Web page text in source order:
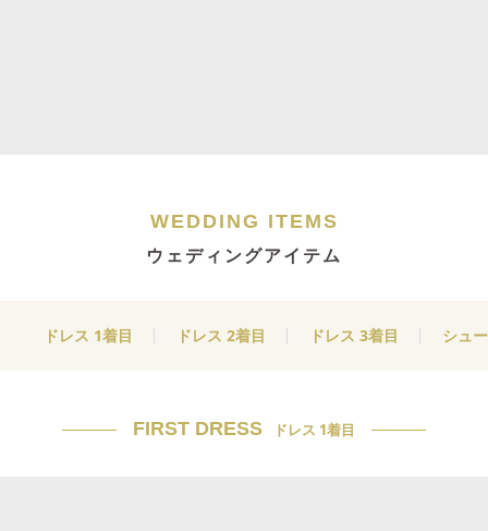
WEDDING ITEMS
ウェディングアイテム
ドレス 1着目 ドレス 2着目 ドレス 3着目 シュ
FIRST DRESS ドレス 1着目